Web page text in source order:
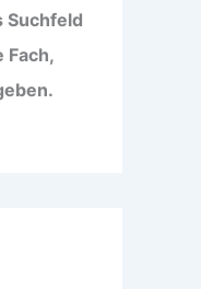
Suchfeld
Fach,